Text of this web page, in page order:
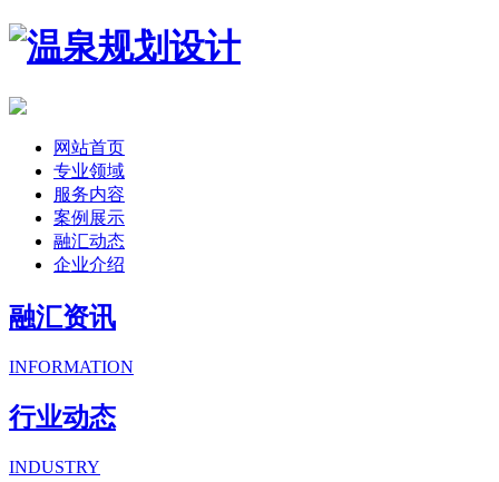
网站首页
专业领域
服务内容
案例展示
融汇动态
企业介绍
融汇资讯
INFORMATION
行业动态
INDUSTRY